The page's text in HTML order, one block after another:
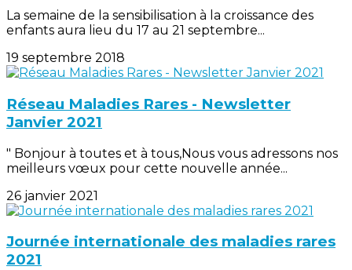
La semaine de la sensibilisation à la croissance des
enfants aura lieu du 17 au 21 septembre...
19 septembre 2018
Réseau Maladies Rares - Newsletter
Janvier 2021
" Bonjour à toutes et à tous,Nous vous adressons nos
meilleurs vœux pour cette nouvelle année...
26 janvier 2021
Journée internationale des maladies rares
2021